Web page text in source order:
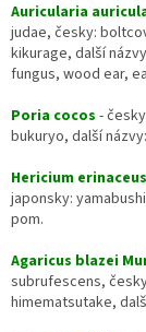
Auricularia
judae, česky:
kikurage, další
fungus, wood ear,
Poria cocos -
bukuryo, další
Hericium erinaceus
japonsky:
pom.
Agaricus blazei
subrufescens,
himematsutake,